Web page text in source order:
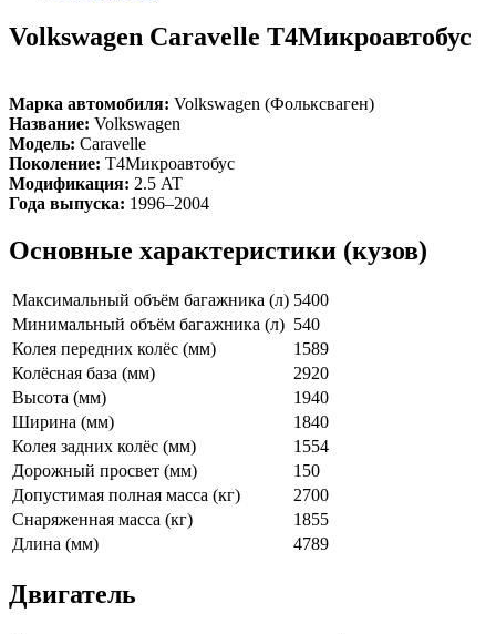
Volkswagen Caravelle T4Микроавтобус
Марка автомобиля: Volkswagen (Фольксваген)
Название: Volkswagen
Модель: Caravelle
Поколение: T4Микроавтобус
Модификация: 2.5 AT
Года выпуска: 1996–2004
Основные характеристики (кузов)
Максимальный объём багажника (л) 5400
Минимальный объём багажника (л) 540
Колея передних колёс (мм)
1589
Колёсная база (мм)
2920
Высота (мм)
1940
Ширина (мм)
1840
Колея задних колёс (мм)
1554
Дорожный просвет (мм)
150
Допустимая полная масса (кг)
2700
Снаряженная масса (кг)
1855
Длина (мм)
4789
Двигатель